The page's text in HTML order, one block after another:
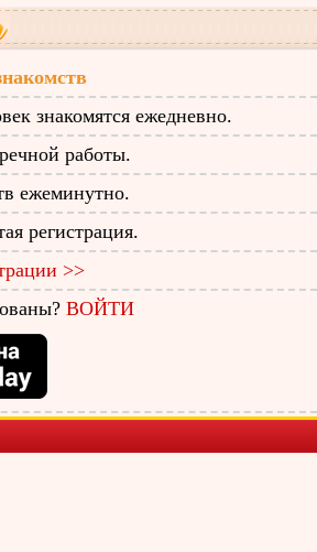
знакомятся ежедневно.
работы.
ежеминутно.
регистрация.
>>
ВОЙТИ